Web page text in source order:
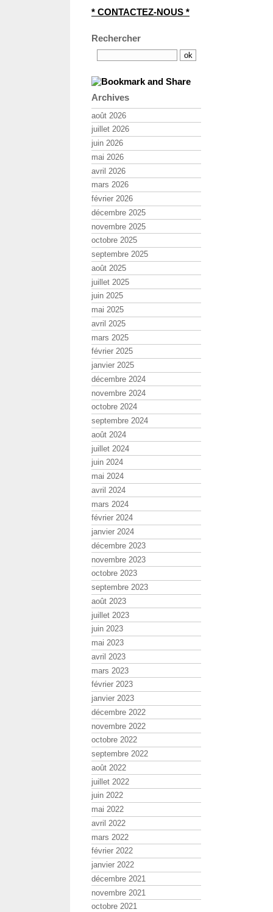
* CONTACTEZ-NOUS *
Rechercher
Archives
août 2026
juillet 2026
juin 2026
mai 2026
avril 2026
mars 2026
février 2026
décembre 2025
novembre 2025
octobre 2025
septembre 2025
août 2025
juillet 2025
juin 2025
mai 2025
avril 2025
mars 2025
février 2025
janvier 2025
décembre 2024
novembre 2024
octobre 2024
septembre 2024
août 2024
juillet 2024
juin 2024
mai 2024
avril 2024
mars 2024
février 2024
janvier 2024
décembre 2023
novembre 2023
octobre 2023
septembre 2023
août 2023
juillet 2023
juin 2023
mai 2023
avril 2023
mars 2023
février 2023
janvier 2023
décembre 2022
novembre 2022
octobre 2022
septembre 2022
août 2022
juillet 2022
juin 2022
mai 2022
avril 2022
mars 2022
février 2022
janvier 2022
décembre 2021
novembre 2021
octobre 2021